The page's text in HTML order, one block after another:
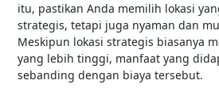
itu, pastikan Anda memilih lokasi
strategis, tetapi juga nyaman dan
Meskipun lokasi strategis biasanya
yang lebih tinggi, manfaat yang
sebanding dengan biaya tersebut.